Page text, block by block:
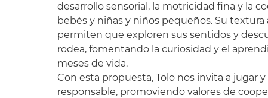
desarrollo sensorial, la motricidad fina y la
bebés y niñas y niños pequeños. Su textura
permiten que exploren sus sentidos y
rodea, fomentando la curiosidad y el
meses de vida.
Con esta propuesta, Tolo nos invita a jugar
responsable, promoviendo valores de